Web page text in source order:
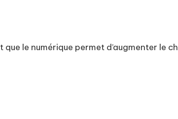
que le numérique permet d’augmenter le